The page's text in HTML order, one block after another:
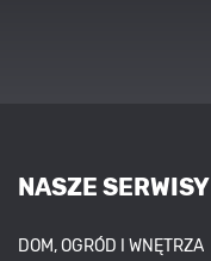
NASZE SERWISY
DOM, OGRÓD I WNĘTRZA